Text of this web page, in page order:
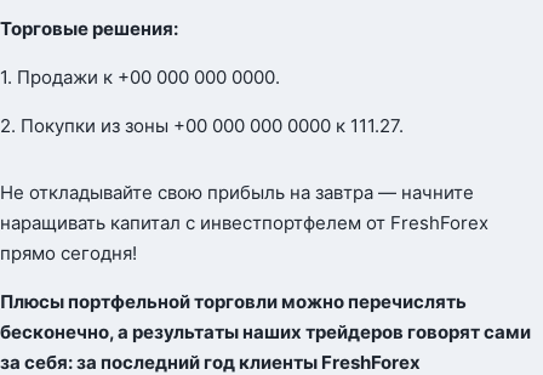
Торговые решения:
1. Продажи к +00 000 000 0000.
2. Покупки из зоны +00 000 000 0000 к 111.27.
Не откладывайте свою прибыль на завтра — начните
наращивать капитал с инвестпортфелем от FreshForex
прямо сегодня!
Плюсы портфельной торговли можно перечислять
бесконечно, а результаты наших трейдеров говорят сами
за себя: за последний год клиенты FreshForex